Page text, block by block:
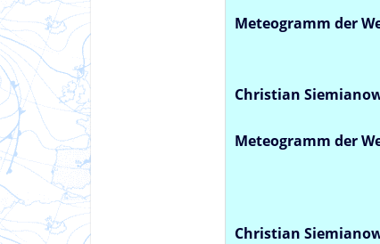
Meteogramm der
Christian
Meteogramm der
Christian